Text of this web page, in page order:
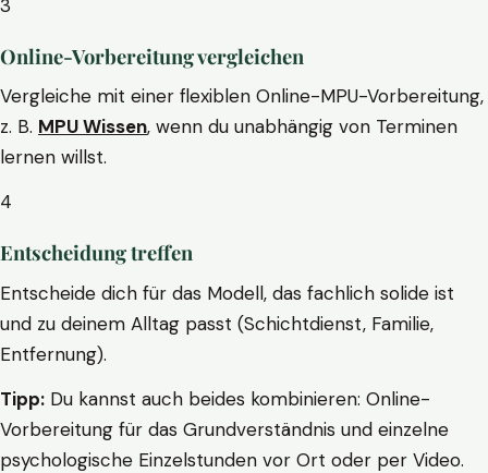
3
Online-Vorbereitung vergleichen
Vergleiche mit einer flexiblen Online-MPU-Vorbereitung,
z. B. MPU Wissen, wenn du unabhängig von Terminen
lernen willst.
4
Entscheidung treffen
Entscheide dich für das Modell, das fachlich solide ist
und zu deinem Alltag passt (Schichtdienst, Familie,
Entfernung).
Tipp: Du kannst auch beides kombinieren: Online-
Vorbereitung für das Grundverständnis und einzelne
psychologische Einzelstunden vor Ort oder per Video.